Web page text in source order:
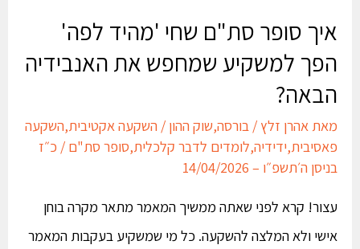
איך סופר סת"ם שחי 'מהיד לפה'
הפך למשקיע שמחפש את האנבידיה
הבאה?
מאתאהרן זלץ/בורסה,שוק ההון/השקעה אקטיבית,השקעה
פאסיבית,ידידיה,לומדים לדבר קלכלית,סופר סת"ם/כ״ז
בניסן ה׳תשפ״ו – 14/04/2026
עצור! קרא לפני שאתה ממשיך המאמר מתאר מקרה בוחן
אישי ולא המלצה להשקעה. כל מי שמשקיע בעקבות המאמר